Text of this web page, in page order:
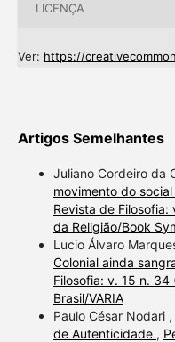
LICENÇA
Ver: https://
Artigos Semelhantes
Juliano Cordeiro da
movimento do
Revista de Filosofia:
da Religião/Book
Lucio Álvaro
Colonial ainda
Filosofia: v. 15 n. 34
Brasil/VARIA
Paulo César Nodari ,
de Autenticidade ,